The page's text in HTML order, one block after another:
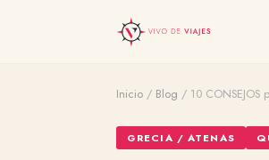
Inicio / Blog / 10
GRECIA / ATENAS